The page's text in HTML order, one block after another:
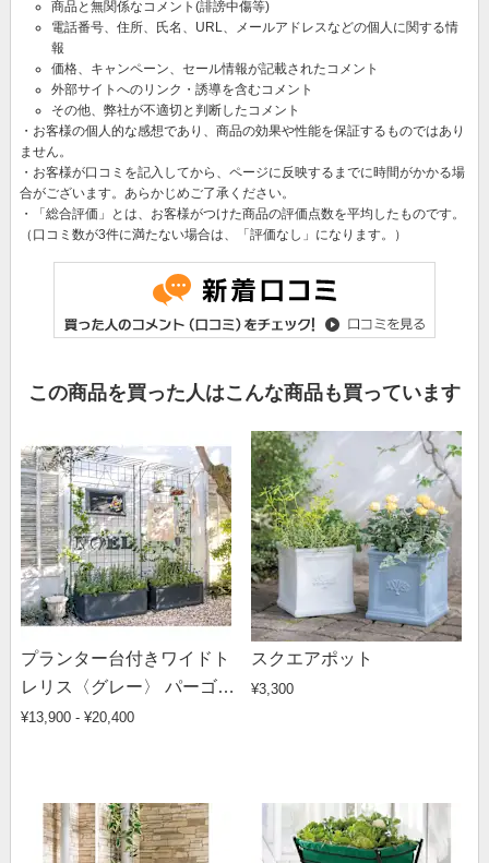
商品と無関係なコメント(誹謗中傷等)
電話番号、住所、氏名、URL、メールアドレスなどの個人に関する情
報
価格、キャンペーン、セール情報が記載されたコメント
外部サイトへのリンク・誘導を含むコメント
その他、弊社が不適切と判断したコメント
・お客様の個人的な感想であり、商品の効果や性能を保証するものではあり
ません。
・お客様が口コミを記入してから、ページに反映するまでに時間がかかる場
合がございます。あらかじめご了承ください。
・「総合評価」とは、お客様がつけた商品の評価点数を平均したものです。
（口コミ数が3件に満たない場合は、「評価なし」になります。）
この商品を買った人はこんな商品も買っています
プランター台付きワイドト
レリス〈グレー〉 パーゴラ
付き
¥13,900 - ¥20,400
スクエアポット
¥3,300